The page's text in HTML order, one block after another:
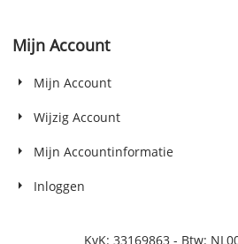
Mijn Account
Mijn Account
Wijzig Account
Mijn Accountinformatie
Inloggen
KvK: 33169863 - Btw: